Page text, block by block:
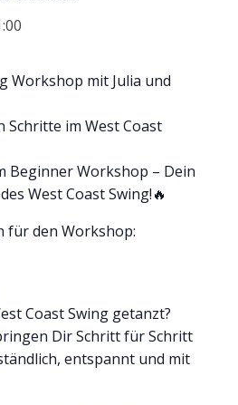
Workshop mit Julia und
Schritte im West Coast
Beginner Workshop – Dein
West Coast Swing!🔥
für den Workshop:
Coast Swing getanzt?
Dir Schritt für Schritt
entspannt und mit